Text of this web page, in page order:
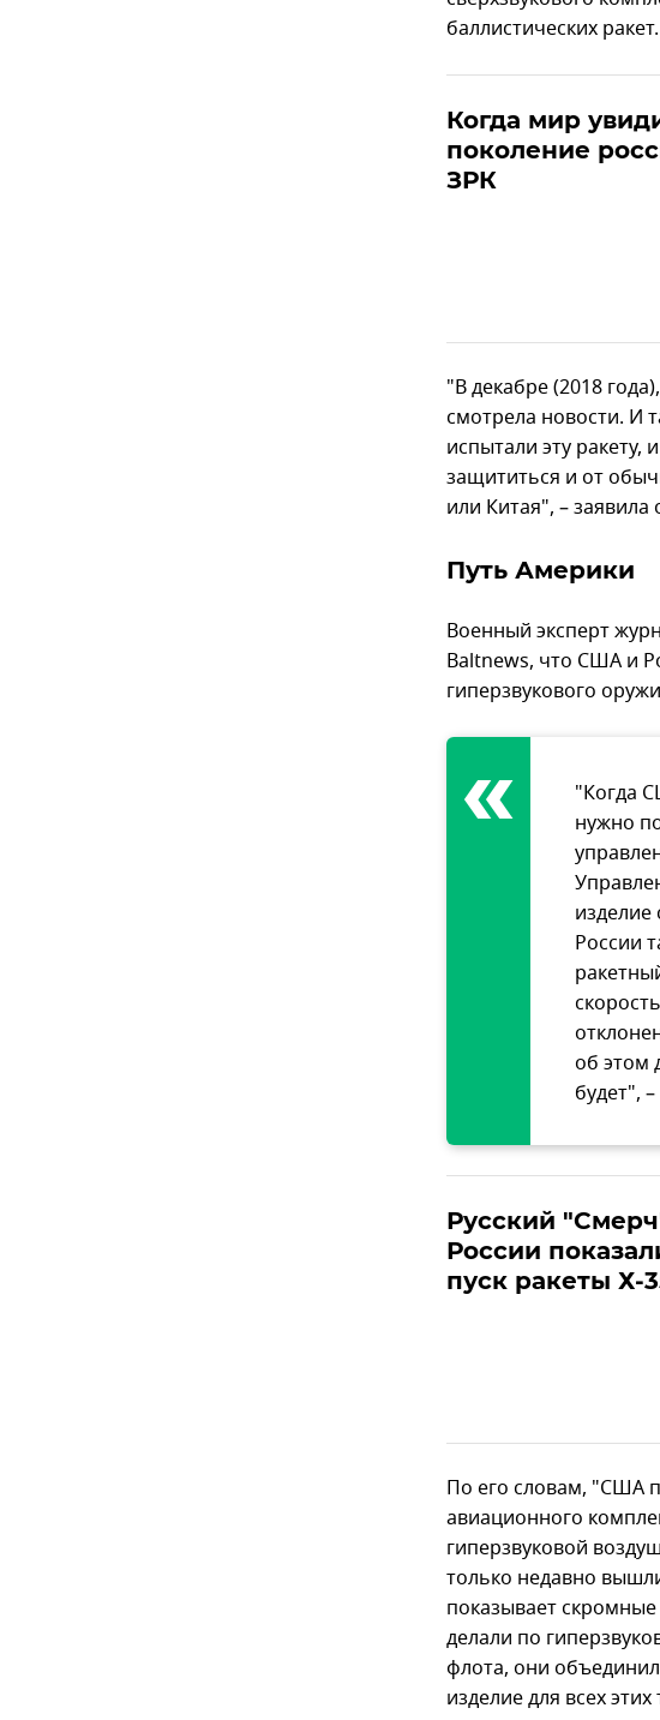
баллистических ракет.
Когда мир
поколение
ЗРК
"В декабре (2018
смотрела новости. И
испытали эту
защититься и от
или Китая", –
Путь Америки
Военный эксперт
Baltnews, что США и
гиперзвукового
"Когда
нужно
России
об этом
будет",
Русский
России
пуск ракеты Х-
По его словам, "США
авиационного
гиперзвуковой
только недавно
показывает скромные
делали по
флота, они
изделие для всех